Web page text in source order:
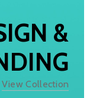
&
View Collection